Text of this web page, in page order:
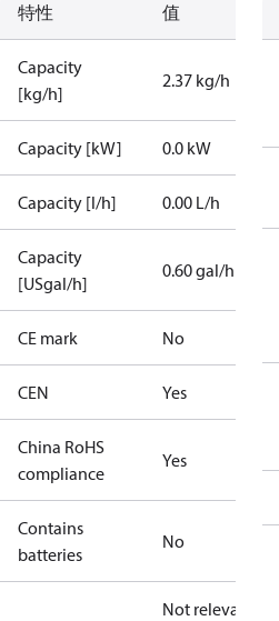
特性 值
Capacity
[kg/h]
2.37 kg/h
Capacity [kW] 0.0 kW
Capacity [l/h] 0.00 L/h
Capacity
[USgal/h]
0.60 gal/h
CE mark No
CEN Yes
China RoHS
compliance
Yes
Contains
batteries
No
Not relevant